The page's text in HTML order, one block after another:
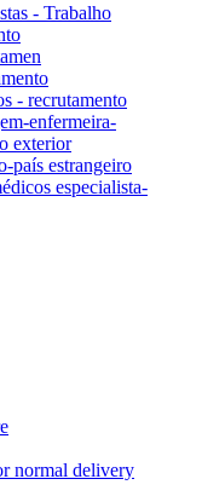
- Trabalho
- recrutamento
enfermeira-
exterior
país estrangeiro
especialista-
normal delivery